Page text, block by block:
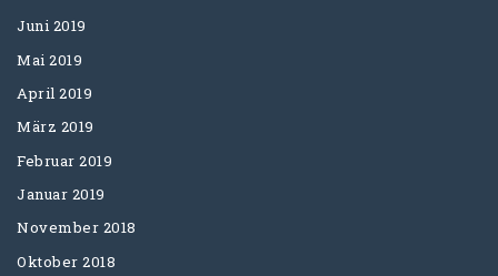
Juni 2019
Mai 2019
April 2019
März 2019
Februar 2019
Januar 2019
November 2018
Oktober 2018